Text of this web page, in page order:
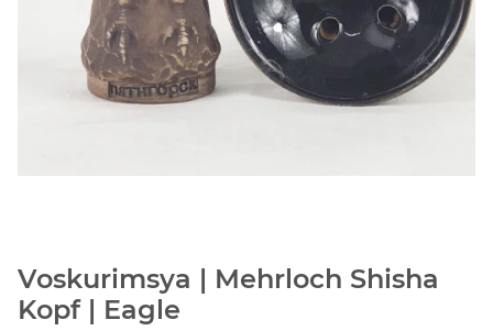
Voskurimsya | Mehrloch Shisha
Kopf | Eagle